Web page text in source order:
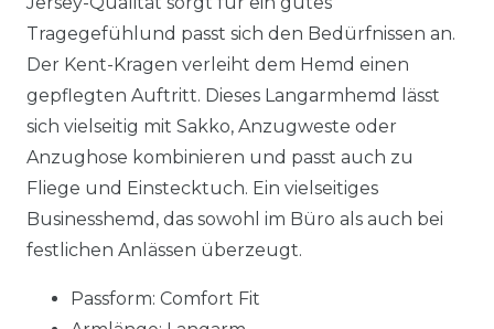
Tragegefühlund passt sich den Bedürfnissen an.
Der Kent-Kragen verleiht dem Hemd einen
gepflegten Auftritt. Dieses Langarmhemd lässt
sich vielseitig mit Sakko, Anzugweste oder
Anzughose kombinieren und passt auch zu
Fliege und Einstecktuch. Ein vielseitiges
Businesshemd, das sowohl im Büro als auch bei
festlichen Anlässen überzeugt.
Passform: Comfort Fit